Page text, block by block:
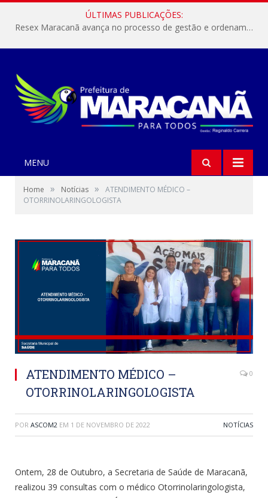
ÚLTIMAS PUBLICAÇÕES:
Resex Maracanã avança no processo de gestão e ordenamento do turismo em nossas áreas protegidas.
MENU
Home » Notícias »
ATENDIMENTO MÉDICO –
OTORRINOLARINGOLOGISTA
ATENDIMENTO MÉDICO –
OTORRINOLARINGOLOGISTA
0
POR ASCOM2 EM 1 DE NOVEMBRO DE 2022 NOTÍCIAS
Ontem, 28 de Outubro, a Secretaria de Saúde de Maracanã,
realizou 39 consultas com o médico Otorrinolaringologista,